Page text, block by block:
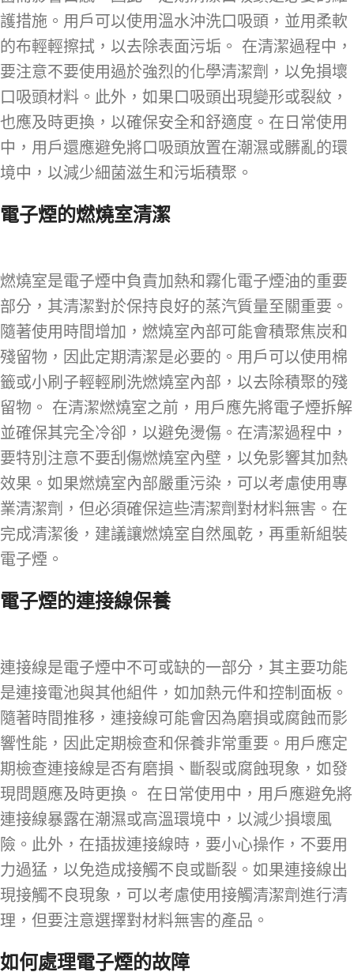
護措施。用戶可以使用溫水沖洗口吸頭，並用柔軟
的布輕輕擦拭，以去除表面污垢。 在清潔過程中，
要注意不要使用過於強烈的化學清潔劑，以免損壞
口吸頭材料。此外，如果口吸頭出現變形或裂紋，
也應及時更換，以確保安全和舒適度。在日常使用
中，用戶還應避免將口吸頭放置在潮濕或髒亂的環
境中，以減少細菌滋生和污垢積聚。
電子煙的燃燒室清潔
燃燒室是電子煙中負責加熱和霧化電子煙油的重要
部分，其清潔對於保持良好的蒸汽質量至關重要。
隨著使用時間增加，燃燒室內部可能會積聚焦炭和
殘留物，因此定期清潔是必要的。用戶可以使用棉
籤或小刷子輕輕刷洗燃燒室內部，以去除積聚的殘
留物。 在清潔燃燒室之前，用戶應先將電子煙拆解
並確保其完全冷卻，以避免燙傷。在清潔過程中，
要特別注意不要刮傷燃燒室內壁，以免影響其加熱
效果。如果燃燒室內部嚴重污染，可以考慮使用專
業清潔劑，但必須確保這些清潔劑對材料無害。在
完成清潔後，建議讓燃燒室自然風乾，再重新組裝
電子煙。
電子煙的連接線保養
連接線是電子煙中不可或缺的一部分，其主要功能
是連接電池與其他組件，如加熱元件和控制面板。
隨著時間推移，連接線可能會因為磨損或腐蝕而影
響性能，因此定期檢查和保養非常重要。用戶應定
期檢查連接線是否有磨損、斷裂或腐蝕現象，如發
現問題應及時更換。 在日常使用中，用戶應避免將
連接線暴露在潮濕或高溫環境中，以減少損壞風
險。此外，在插拔連接線時，要小心操作，不要用
力過猛，以免造成接觸不良或斷裂。如果連接線出
現接觸不良現象，可以考慮使用接觸清潔劑進行清
理，但要注意選擇對材料無害的產品。
如何處理電子煙的故障